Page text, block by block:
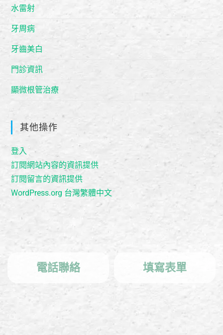
水雷射
牙周病
牙齒美白
門診資訊
顯微根管治療
其他操作
登入
訂閱網站內容的資訊提供
訂閱留言的資訊提供
WordPress.org 台灣繁體中文
電話聯絡 填寫表單